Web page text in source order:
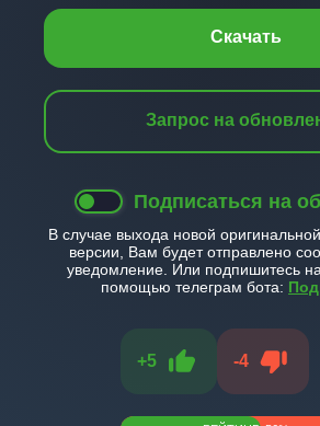
Скачать
Запрос на
Подписаться на
В случае выхода новой
версии, Вам будет отправлено
уведомление. Или подпишитесь
помощью телеграм бота:
+5 -4